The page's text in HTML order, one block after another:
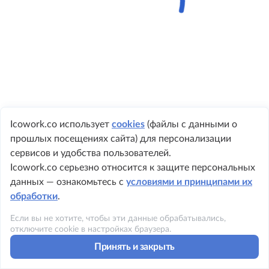
Icowork.co использует cookies (файлы с данными о
прошлых посещениях сайта) для персонализации
сервисов и удобства пользователей.
Icowork.co серьезно относится к защите персональных
данных — ознакомьтесь с условиями и принципами их
обработки.
Если вы не хотите, чтобы эти данные обрабатывались,
отключите cookie в настройках браузера.
Принять и закрыть
+1 984 219 8362
Политика конфиденциальности
Условия использования